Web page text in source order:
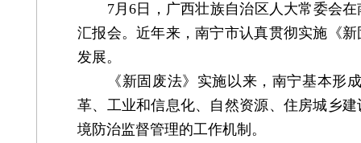
7月6日，广西壮族自治区人大常委会在
汇报会。近年来，南宁市认真贯彻实施《
发展。
《新固废法》实施以来，南宁基本形成
革、工业和信息化、自然资源、住房城乡
境防治监督管理的工作机制。